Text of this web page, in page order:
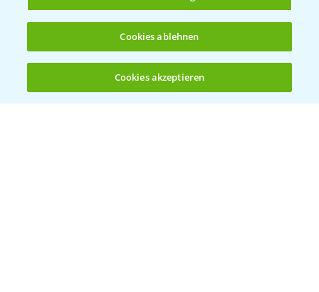
(noch 4)
Folgen Sie uns
Cookies ablehnen
Cookies akzeptieren